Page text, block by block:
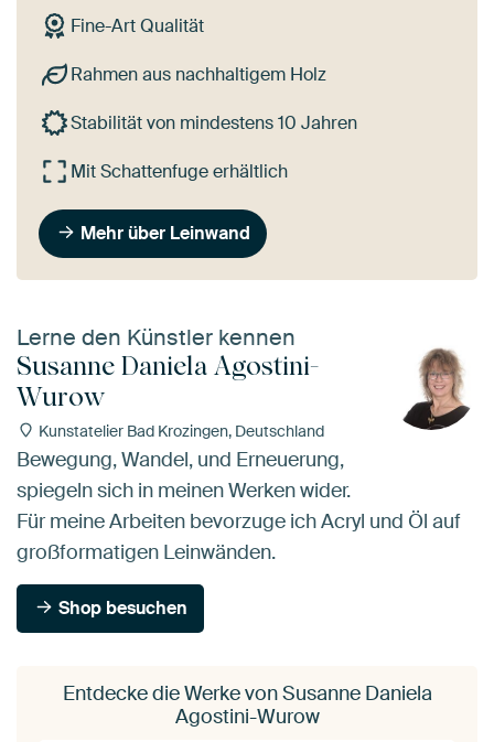
Fine-Art Qualität
Rahmen aus nachhaltigem Holz
Stabilität von mindestens 10 Jahren
Mit Schattenfuge erhältlich
Mehr über Leinwand
Lerne den Künstler kennen
Susanne Daniela Agostini-
Wurow
Kunstatelier Bad Krozingen, Deutschland
Bewegung, Wandel, und Erneuerung,
spiegeln sich in meinen Werken wider.
Für meine Arbeiten bevorzuge ich Acryl und Öl auf
großformatigen Leinwänden.
Shop besuchen
Entdecke die Werke von Susanne Daniela
Agostini-Wurow